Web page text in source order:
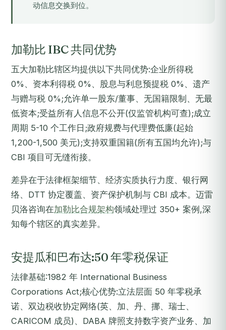
动信息交换到位。
加勒比 IBC 共同优势
五大加勒比辖区均提供以下共同优势:企业所得税
0%、资本利得税 0%、股息与利息预提税 0%、遗产
与赠与税 0%;允许单一股东/董事、无国籍限制、无最
低资本;受益所有人信息不公开(仅监管机构可查);成立
周期 5-10 个工作日;政府规费与代理费低廉(起始
1,200-1,500 美元);支持双重国籍(所有五国均允许);与
CBI 项目可无缝衔接。
差异在于法律框架细节、经济实质执行力度、银行网
络、DTT 协定覆盖、资产保护机制与 CBI 成本。迈雷
贝洛咨询在加勒比合规架构领域处理过 350+ 案例,深
知每个辖区的真实差异。
安提瓜和巴布达:50 年零税保证
法律基础:1982 年 International Business
Corporations Act;核心优势:立法层面 50 年零税承
诺、双边税收协定网络(英、加、丹、挪、瑞士、
CARICOM 成员)、DABA 牌照支持数字资产业务、加